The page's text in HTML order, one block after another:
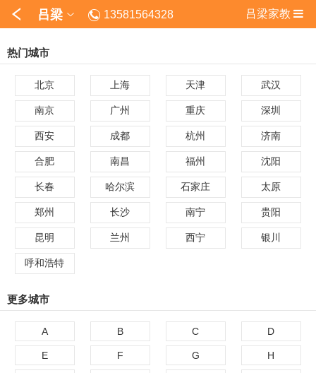
吕梁 13581564328 吕梁家教
热门城市
北京 上海 天津 武汉
南京 广州 重庆 深圳
西安 成都 杭州 济南
合肥 南昌 福州 沈阳
长春 哈尔滨 石家庄 太原
郑州 长沙 南宁 贵阳
昆明 兰州 西宁 银川
呼和浩特
更多城市
A B C D
E F G H